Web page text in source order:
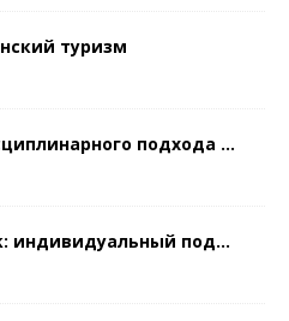
туризм
подхода ...
индивидуальный под...